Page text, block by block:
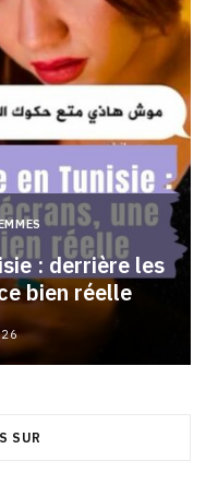
: derrière les
bien réelle
SUR